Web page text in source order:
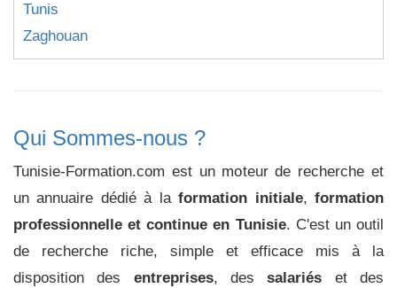
Tunis
Zaghouan
Qui Sommes-nous ?
Tunisie-Formation.com est un moteur de recherche et
un annuaire dédié à laformation initiale,formation
professionnelle et continue en Tunisie. C'est un outil
de recherche riche, simple et efficace mis à la
disposition des entreprises, dessalariés et des